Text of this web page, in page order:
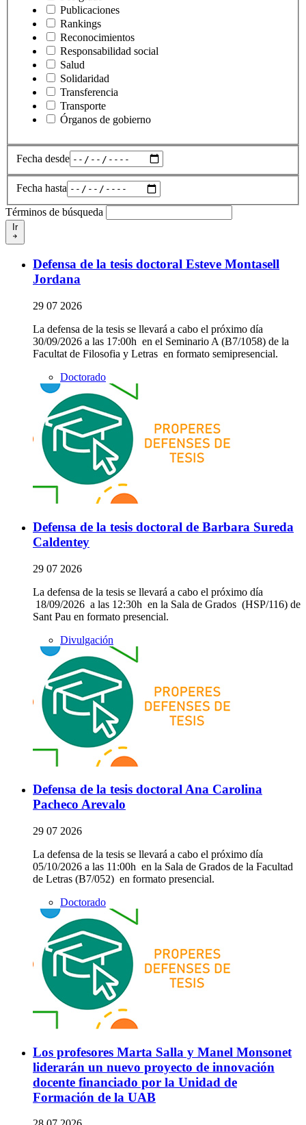
Publicaciones
Rankings
Reconocimientos
Responsabilidad social
Salud
Solidaridad
Transferencia
Transporte
Órganos de gobierno
Fecha desde
Fecha hasta
Términos de búsqueda
Ir
Defensa de la tesis doctoral Esteve Montasell
Jordana
29 07 2026
La defensa de la tesis se llevará a cabo el próximo día
30/09/2026 a las 17:00h en el Seminario A (B7/1058) de la
Facultat de Filosofia y Letras en formato semipresencial.
Doctorado
Defensa de la tesis doctoral de Barbara Sureda
Caldentey
29 07 2026
La defensa de la tesis se llevará a cabo el próximo día
18/09/2026 a las 12:30h en la Sala de Grados (HSP/116) de
Sant Pau en formato presencial.
Divulgación
Defensa de la tesis doctoral Ana Carolina
Pacheco Arevalo
29 07 2026
La defensa de la tesis se llevará a cabo el próximo día
05/10/2026 a las 11:00h en la Sala de Grados de la Facultad
de Letras (B7/052) en formato presencial.
Doctorado
Los profesores Marta Salla y Manel Monsonet
liderarán un nuevo proyecto de innovación
docente financiado por la Unidad de
Formación de la UAB